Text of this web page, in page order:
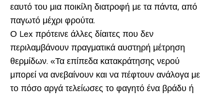
εαυτό του μια ποικίλη διατροφή με τα πάντα, από
παγωτό μέχρι φρούτα.
Ο Lex πρότεινε άλλες δίαιτες που δεν
περιλαμβάνουν πραγματικά αυστηρή μέτρηση
θερμίδων. «Τα επίπεδα κατακράτησης νερού
μπορεί να ανεβαίνουν και να πέφτουν ανάλογα με
το πόσο αργά τελείωσες το φαγητό ένα βράδυ ή